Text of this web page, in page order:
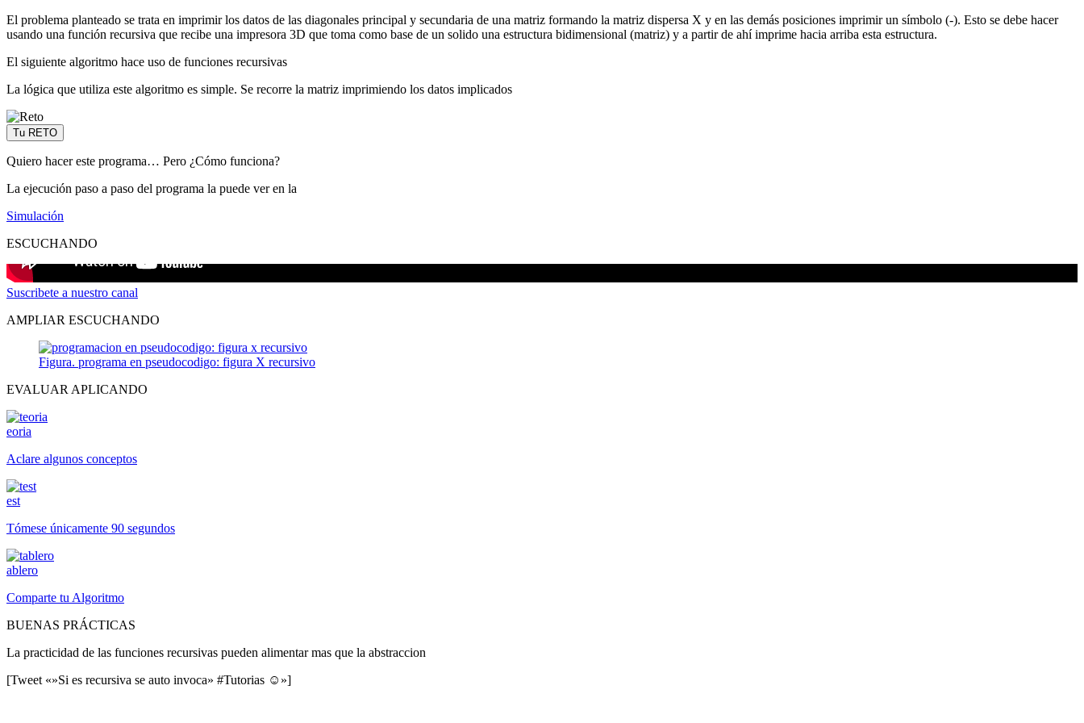
El problema planteado se trata en imprimir los datos de las diagonales principal y secundaria de una matriz formando la matriz dispersa X y en las demás posiciones imprimir un símbolo (-). Esto se debe hacer
usando una función recursiva que recibe una impresora 3D que toma como base de un solido una estructura bidimensional (matriz) y a partir de ahí imprime hacia arriba esta estructura.
El siguiente algoritmo hace uso de funciones recursivas
La lógica que utiliza este algoritmo es simple. Se recorre la matriz imprimiendo los datos implicados
Tu RETO
Quiero hacer este programa… Pero ¿Cómo funciona?
La ejecución paso a paso del programa la puede ver en la
Simulación
ESCUCHANDO
Suscribete a nuestro canal
AMPLIAR ESCUCHANDO
Figura. programa en pseudocodigo: figura X recursivo
EVALUAR APLICANDO
eoria
Aclare algunos conceptos
est
Tómese únicamente 90 segundos
ablero
Comparte tu Algoritmo
BUENAS PRÁCTICAS
La practicidad de las funciones recursivas pueden alimentar mas que la abstraccion
[Tweet «»Si es recursiva se auto invoca» #Tutorias ☺»]